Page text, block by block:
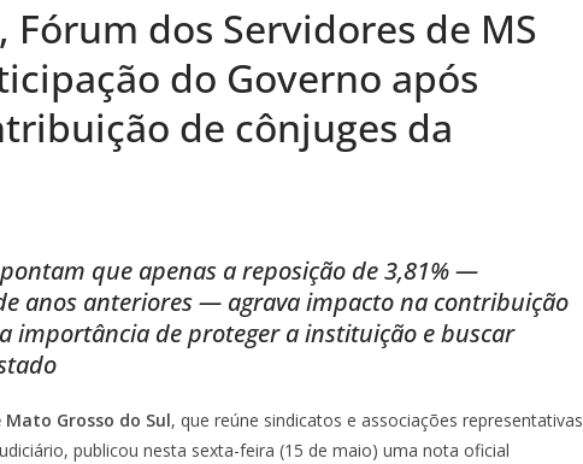
dos Servidores de MS
do Governo após
de cônjuges da
que apenas a reposição de 3,81% —
anos anteriores — agrava impacto na contribuição
importância de proteger a instituição e buscar
Mato Grosso do Sul, que reúne sindicatos e associações representativas
publicou nesta sexta-feira (15 de maio) uma nota oficial